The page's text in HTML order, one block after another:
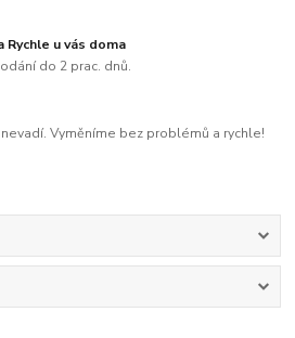
Rychle u vás doma
do 2 prac. dnů.
Vyměníme bez problémů a rychle!